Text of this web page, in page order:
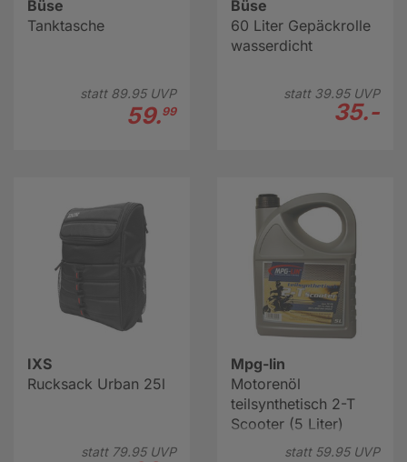
Büse
Tanktasche
statt 89.95UVP
59.99
Büse
60 Liter Gepäckrolle
wasserdicht
statt 39.95UVP
35.-
IXS
Rucksack Urban 25l
statt 79.95UVP
Mpg-lin
Motorenöl
teilsynthetisch 2-T
Scooter (5 Liter)
statt 59.95UVP